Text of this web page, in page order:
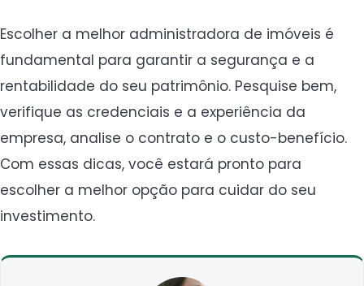
Escolher a melhor administradora de imóveis é
fundamental para garantir a segurança e a
rentabilidade do seu patrimônio. Pesquise bem,
verifique as credenciais e a experiência da
empresa, analise o contrato e o custo-benefício.
Com essas dicas, você estará pronto para
escolher a melhor opção para cuidar do seu
investimento.